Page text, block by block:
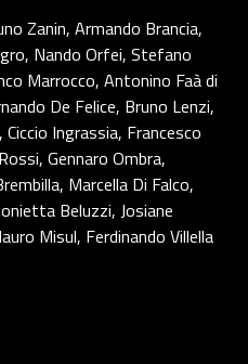
Zanin, Armando Brancia,
Nando Orfei, Stefano
Marrocco, Antonino Faà di
De Felice, Bruno Lenzi,
Ingrassia, Francesco
Gennaro Ombra,
Marcella Di Falco,
Beluzzi, Josiane
Misul, Ferdinando Villella